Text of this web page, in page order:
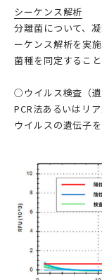
シーケンス解析
分離菌について、
ーケンス解析を実
菌種を同定すること
○ウイルス検査（遺
PCR法あるいはリ
ウイルスの遺伝子を